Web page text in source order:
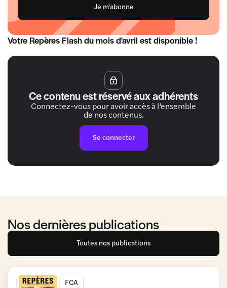
Je m'abonne
Votre Repères Flash du mois d'avril est disponible !
Ce contenu est réservé aux adhérents
Connectez-vous pour avoir accès à l’ensemble
de nos contenus.
Se connecter
Nos dernières publications
Toutes nos publications
FCA